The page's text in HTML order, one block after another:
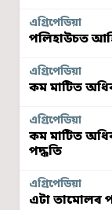
এগ্ৰিপেডিয়া
পলিহাউচত
এগ্ৰিপেডিয়া
কম মাটিত
এগ্ৰিপেডিয়া
কম মাটিত
পদ্ধতি
এগ্ৰিপেডিয়া
এটা তামোলৰ